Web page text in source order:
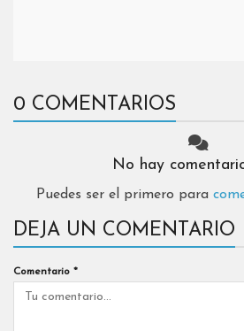
0 COMENTARIOS
No hay
Puedes ser el primero para
DEJA UN COMENTARIO
Comentario *